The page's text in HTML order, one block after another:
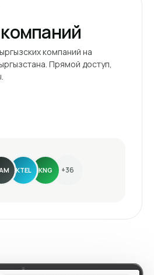
компаний на
Прямой доступ,
KTEL KNG +36